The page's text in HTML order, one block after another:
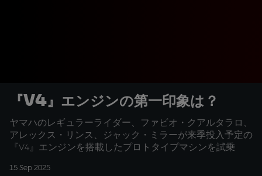
『V4』エンジンの第一印象は？
ヤマハのレギュラーライダー、ファビオ・クアルタラロ、
アレックス・リンス、ジャック・ミラーが来季投入予定の
『V4』エンジンを搭載したプロトタイプマシンを試乗
15 Sep 2025